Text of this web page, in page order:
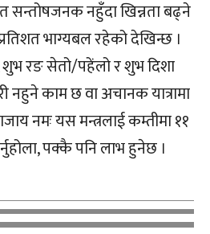
नहुँदा खिन्नता बढ्ने
भाग्यबल रहेको देखिन्छ ।
रङ सेतो/पहेंलो र शुभ दिशा
नहुने काम छ वा अचानक यात्रामा
नमः यस मन्त्रलाई कम्तीमा ११
पक्कै पनि लाभ हुनेछ ।